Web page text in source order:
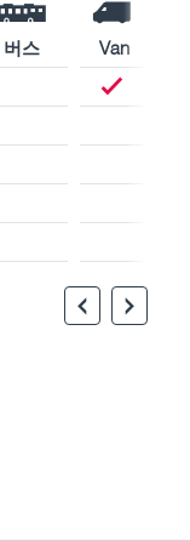
버스
Van